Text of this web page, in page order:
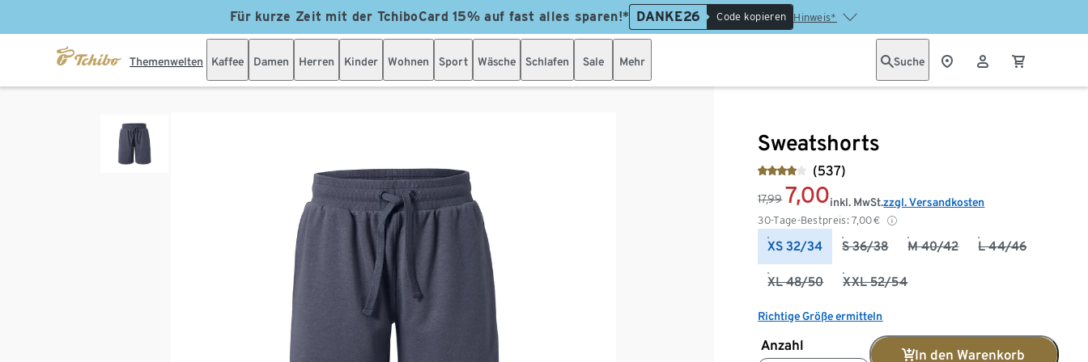
Für kurze Zeit mit der TchiboCard 15% auf fast alles sparen!* DANKE26 Code kopieren Hinweis*
Themenwelten Kaffee Damen Herren Kinder Wohnen Sport Wäsche Schlafen Sale Mehr Suche
Sweatshorts
(537)
17,99 7,00
30-Tage-Bestpreis: 7,00€
inkl. MwSt.zzgl. Versandkosten
XS 32/34 S 36/38 M 40/42 L 44/46
XL 48/50 XXL 52/54
Richtige Größe ermitteln
Anzahl
In den Warenkorb